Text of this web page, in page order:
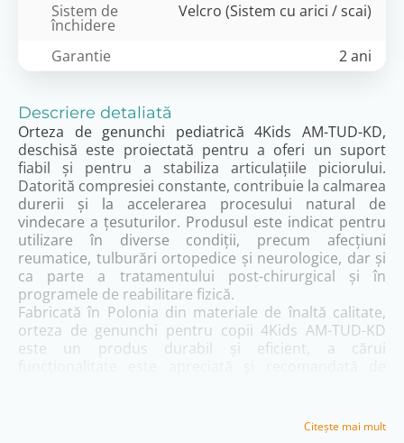
Descriere detaliată
Sistem de
închidere
Velcro (Sistem cu arici / scai)
Garantie 2 ani
Orteza de genunchi pediatrică 4Kids AM-TUD-KD,
deschisă este proiectată pentru a oferi un suport
fiabil și pentru a stabiliza articulațiile piciorului.
Datorită compresiei constante, contribuie la calmarea
durerii și la accelerarea procesului natural de
vindecare a țesuturilor. Produsul este indicat pentru
utilizare în diverse condiții, precum afecțiuni
reumatice, tulburări ortopedice și neurologice, dar și
ca parte a tratamentului post-chirurgical și în
programele de reabilitare fizică.
Fabricată în Polonia din materiale de înaltă calitate,
orteza de genunchi pentru copii 4Kids AM-TUD-KD
este un produs durabil și eficient, a cărui
Citeşte mai mult